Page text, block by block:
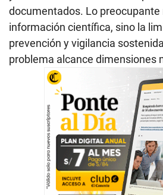
documentados. Lo preocupante
información científica, sino la
prevención y vigilancia
problema alcance dimensiones